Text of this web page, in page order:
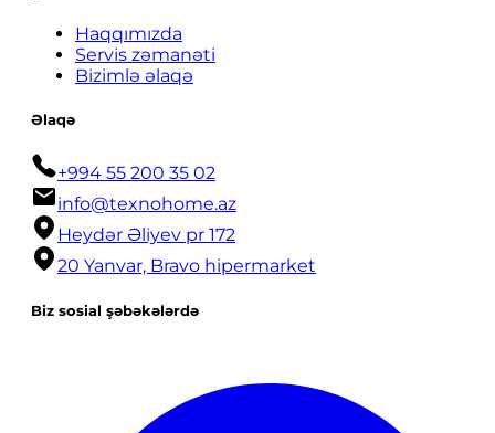
Haqqımızda
Servis zəmanəti
Bizimlə əlaqə
Əlaqə
+994 55 200 35 02
info@texnohome.az
Heydər Əliyev pr 172
20 Yanvar, Bravo hipermarket
Biz sosial şəbəkələrdə